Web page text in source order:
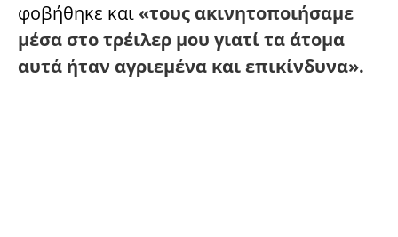
φοβήθηκε και «τους ακινητοποιήσαμε
μέσα στο τρέιλερ μου γιατί τα άτομα
αυτά ήταν αγριεμένα και επικίνδυνα».